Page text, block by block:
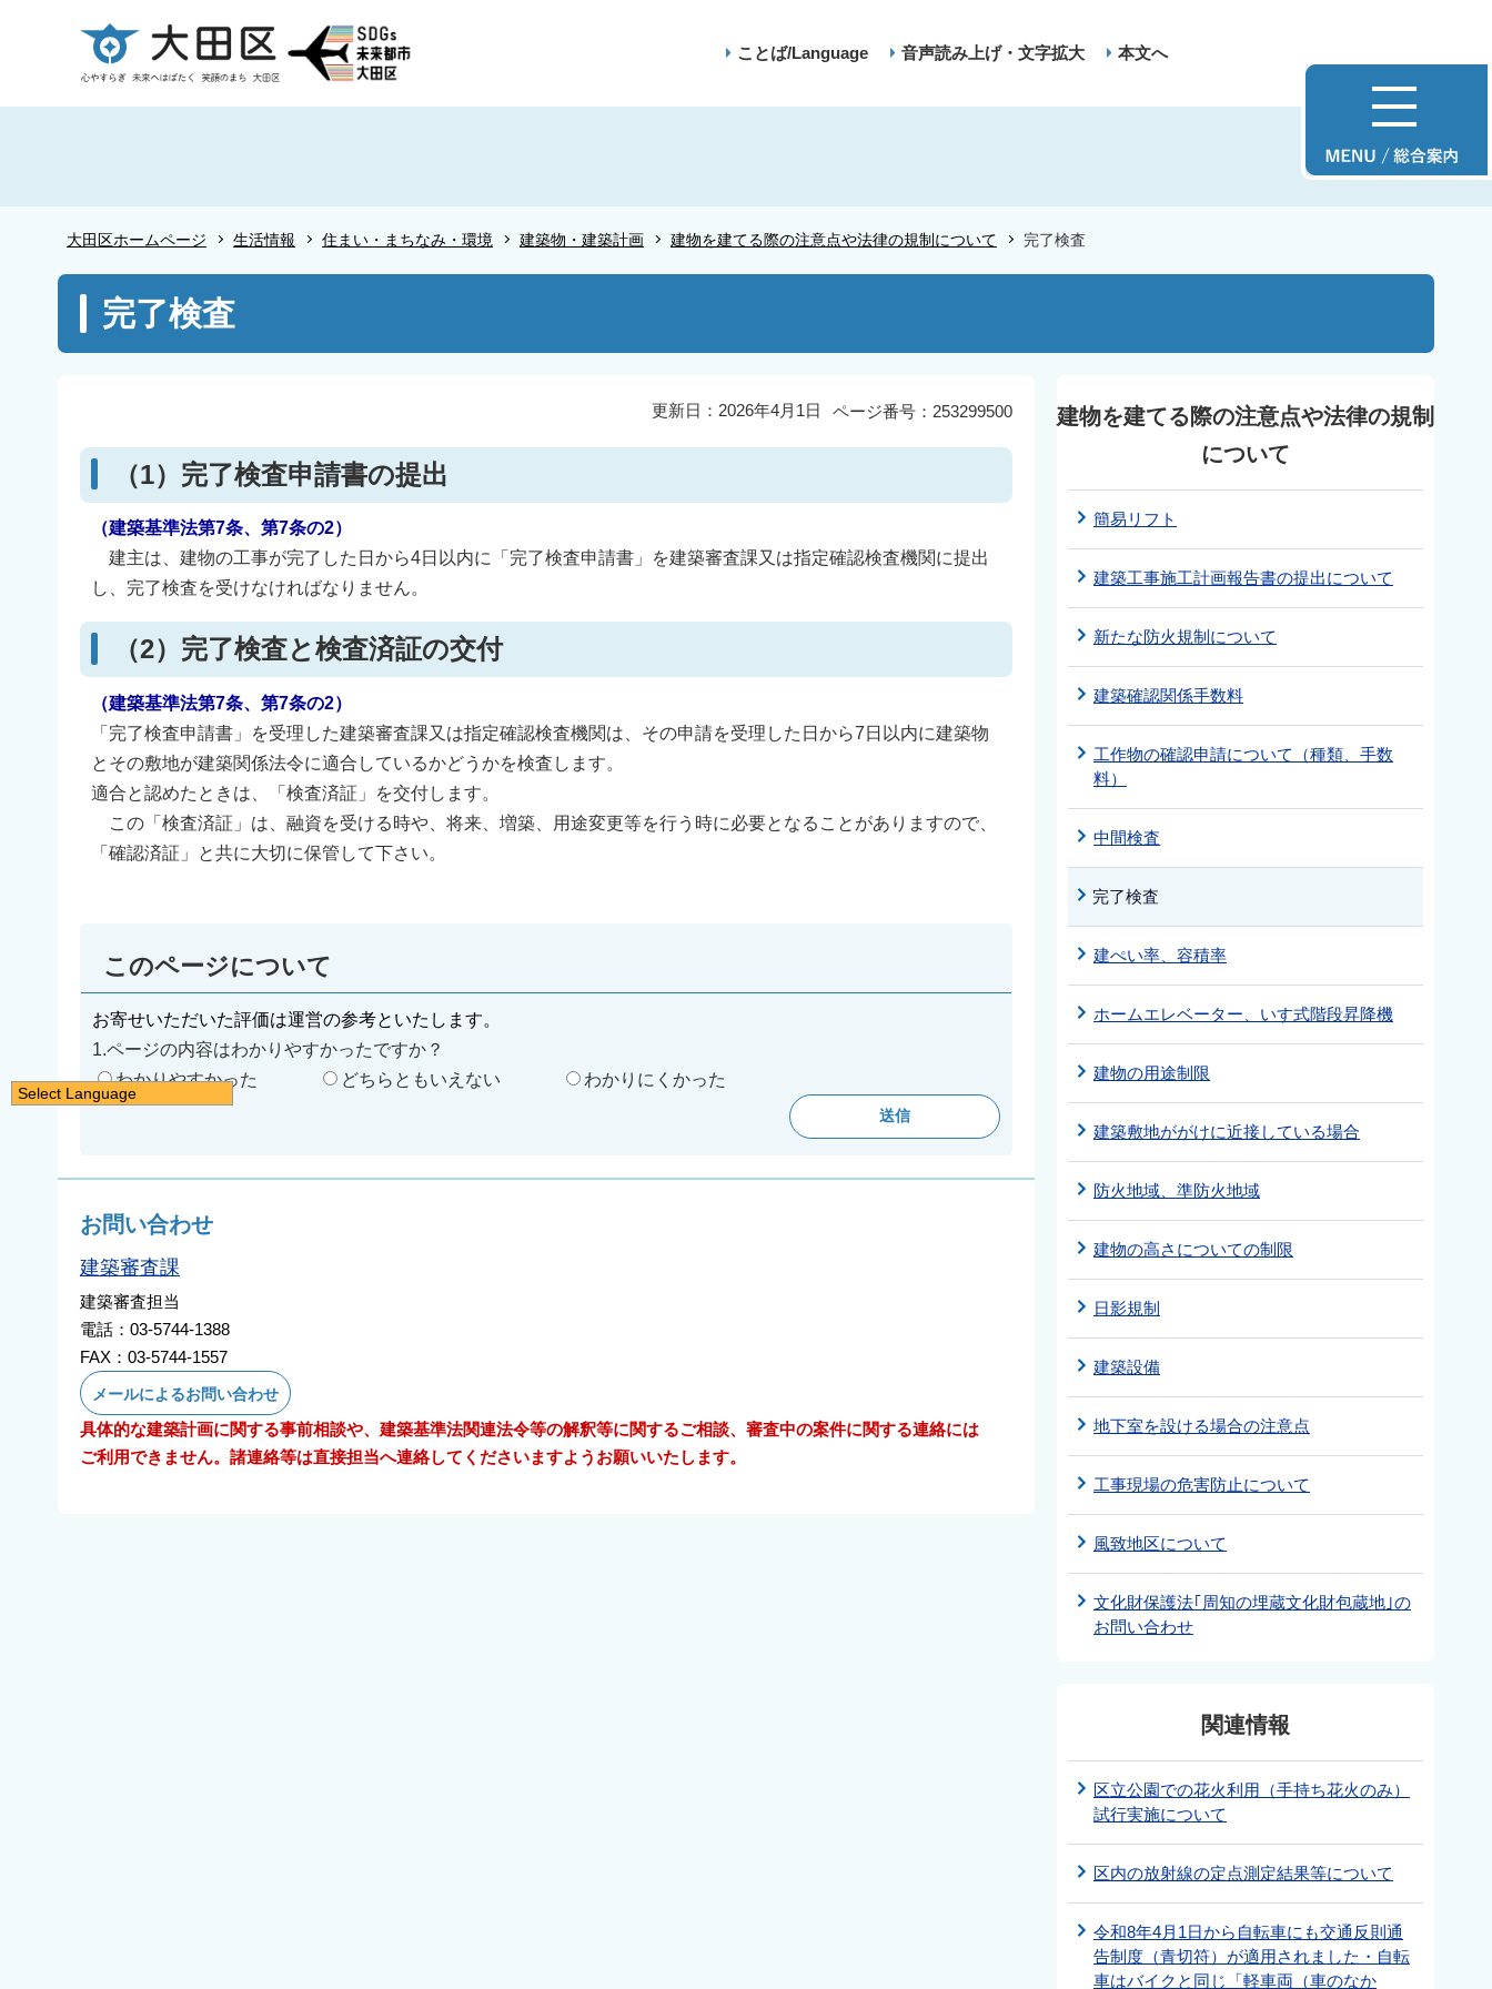
ー
ことば/Language 音声読み上げ・文字拡大 本文へ
大田区ホームページ 生活情報 住まい・まちなみ・環境 建築物・建築計画 建物を建てる際の注意点や法律の規制について 完了検査
こ
完了検査
ページ番号：253299500
更新日：2026年4月1日
（1）完了検査申請書の提出
（建築基準法第7条、第7条の2）
建主は、建物の工事が完了した日から4日以内に「完了検査申請書」を建築審査課又は指定確認検査機関に提出
し、完了検査を受けなければなりません。
（2）完了検査と検査済証の交付
（建築基準法第7条、第7条の2）
「完了検査申請書」を受理した建築審査課又は指定確認検査機関は、その申請を受理した日から7日以内に建築物
とその敷地が建築関係法令に適合しているかどうかを検査します。
適合と認めたときは、「検査済証」を交付します。
この「検査済証」は、融資を受ける時や、将来、増築、用途変更等を行う時に必要となることがありますので、
「確認済証」と共に大切に保管して下さい。
このページについて
お寄せいただいた評価は運営の参考といたします。
1.ページの内容はわかりやすかったですか？
わかりやすかった
どちらともいえない わかりにくかった
お問い合わせ
建築審査課
建築審査担当
電話：03-5744-1388
FAX：03-5744-1557
メールによるお問い合わせ
具体的な建築計画に関する事前相談や、建築基準法関連法令等の解釈等に関するご相談、審査中の案件に関する連絡には
ご利用できません。諸連絡等は直接担当へ連絡してくださいますようお願いいたします。
建物を建てる際の注意点や法律の規制
について
簡易リフト
建築工事施工計画報告書の提出について
新たな防火規制について
建築確認関係手数料
工作物の確認申請について（種類、手数
料）
中間検査
完了検査
建ぺい率、容積率
ホームエレベーター、いす式階段昇降機
建物の用途制限
建築敷地ががけに近接している場合
防火地域、準防火地域
建物の高さについての制限
日影規制
建築設備
地下室を設ける場合の注意点
工事現場の危害防止について
風致地区について
文化財保護法｢周知の埋蔵文化財包蔵地｣の
お問い合わせ
関連情報
区立公園での花火利用（手持ち花火のみ）
試行実施について
区内の放射線の定点測定結果等について
令和8年4月1日から自転車にも交通反則通
告制度（青切符）が適用されました・自転
車はバイクと同じ「軽車両（車のなか
Select Language
繁體中文